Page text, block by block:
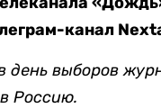
канал
день выборов
Россию.